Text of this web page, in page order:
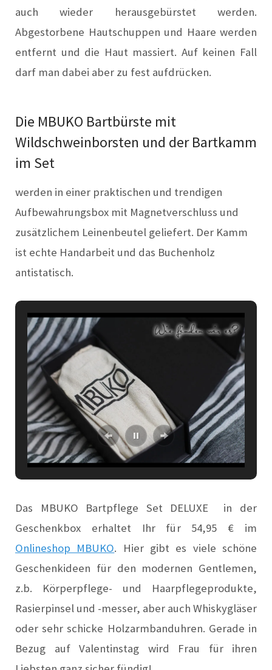
auch wieder herausgebürstet werden.
Abgestorbene Hautschuppen und Haare werden
entfernt und die Haut massiert. Auf keinen Fall
darf man dabei aber zu fest aufdrücken.
Die MBUKO Bartbürste mit
Wildschweinborsten und der Bartkamm
im Set
werden in einer praktischen und trendigen
Aufbewahrungsbox mit Magnetverschluss und
zusätzlichem Leinenbeutel geliefert. Der Kamm
ist echte Handarbeit und das Buchenholz
antistatisch.
Das MBUKO Bartpflege Set DELUXE in der
Geschenkbox erhaltet Ihr für 54,95 € im
Onlineshop MBUKO. Hier gibt es viele schöne
Geschenkideen für den modernen Gentlemen,
z.b. Körperpflege- und Haarpflegeprodukte,
Rasierpinsel und -messer, aber auch Whiskygläser
oder sehr schicke Holzarmbanduhren. Gerade in
Bezug auf Valentinstag wird Frau für ihren